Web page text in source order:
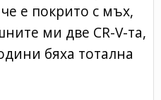
е покрито с мъх,
ми две CR-V-та,
бяха тотална